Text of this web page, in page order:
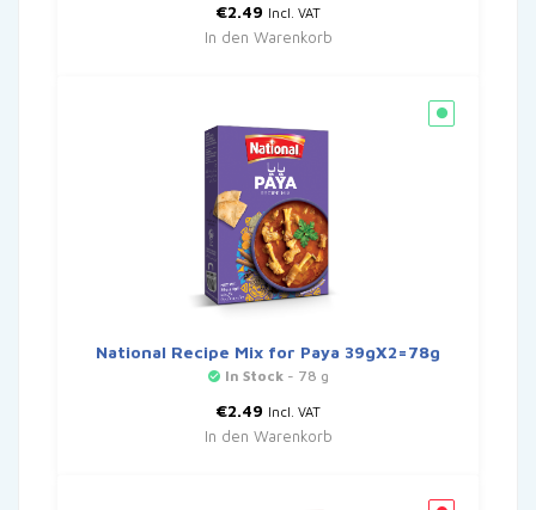
€2.49 Incl. VAT
In den Warenkorb
National Recipe Mix for Paya 39gX2=78g
In Stock - 78 g
€2.49 Incl. VAT
In den Warenkorb